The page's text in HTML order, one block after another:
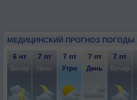
МЕДИЦИНСКИЙ ПРОГНОЗ ПОГОДЫ
6 чт 7 пт 7 пт 7 пт 7 пт
Вечер Ночь Утро День Вечер